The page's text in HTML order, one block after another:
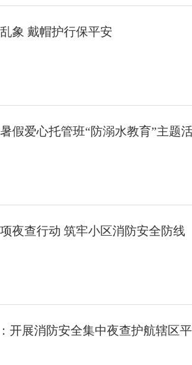
象 戴帽护行保平安
假爱心托管班“防溺水教育”主题
夜查行动 筑牢小区消防安全防线
开展消防安全集中夜查护航辖区